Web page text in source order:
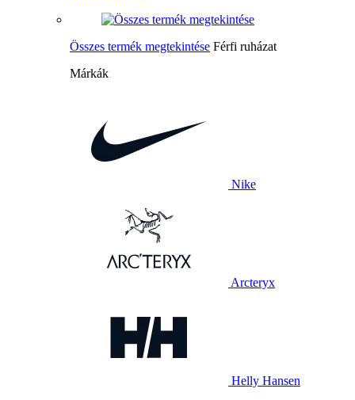
Összes termék megtekintése Férfi ruházat
Márkák
Nike
Arcteryx
Helly Hansen